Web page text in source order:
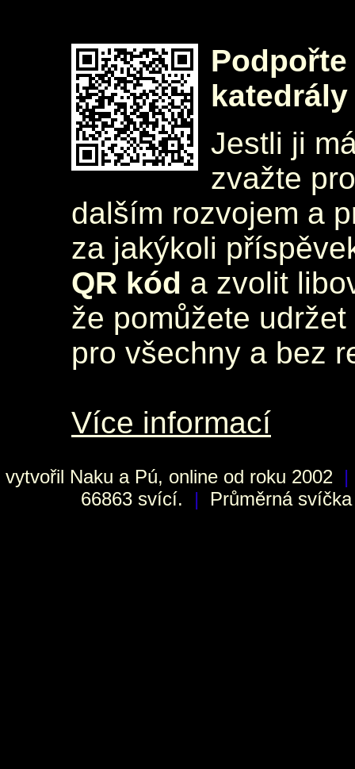
katedrály
Jestli ji
zvažte
dalším rozvojem a
za jakýkoli
QR kód a zvolit
že pomůžete
pro všechny a bez
Více informací
vytvořil Naku a Pú, online od roku 2002 |
66863 svící.
| Průměrná